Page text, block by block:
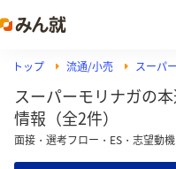
トップ 流通/小売 スーパ
スーパーモリナガの
情報（全2件）
面接・選考フロー・ES・志望動機